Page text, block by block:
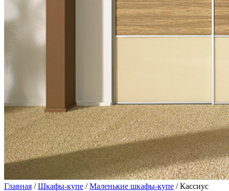
Главная /Шкафы-купе /Маленькие шкафы-купе / Кассиус